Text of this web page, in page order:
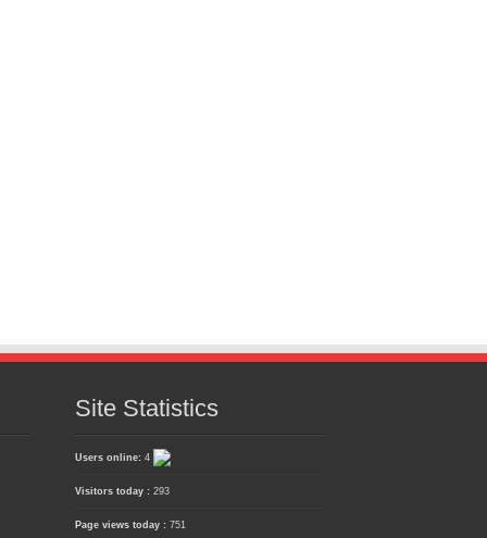
Site Statistics
Users online: 4
Visitors today : 293
Page views today : 751